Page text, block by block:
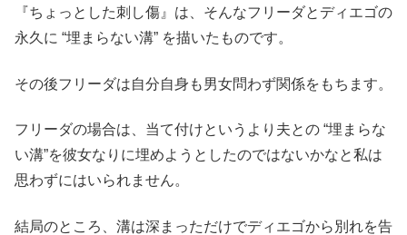
『ちょっとした刺し傷』は、そんなフリーダとディエゴの
永久に “埋まらない溝” を描いたものです。
その後フリーダは自分自身も男女問わず関係をもちます。
フリーダの場合は、当て付けというより夫との “埋まらな
い溝”を彼女なりに埋めようとしたのではないかなと私は
思わずにはいられません。
結局のところ、溝は深まっただけでディエゴから別れを告